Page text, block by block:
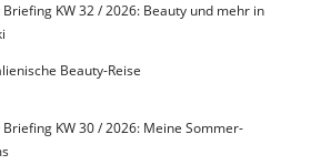
Briefing KW 32 / 2026: Beauty und mehr in
Beauty-Reise
Briefing KW 30 / 2026: Meine Sommer-